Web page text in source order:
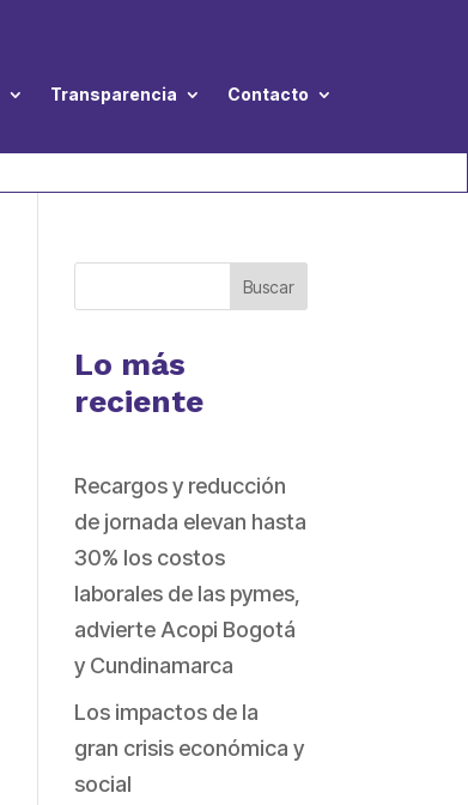
Transparencia Contacto
Buscar
Lo más
reciente
Recargos y reducción
de jornada elevan hasta
30% los costos
laborales de las pymes,
advierte Acopi Bogotá
y Cundinamarca
Los impactos de la
gran crisis económica y
social